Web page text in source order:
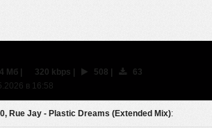
Мб | 320 kbps | 508 |
63
в 16:58
Rue Jay - Plastic Dreams (Extended Mix):